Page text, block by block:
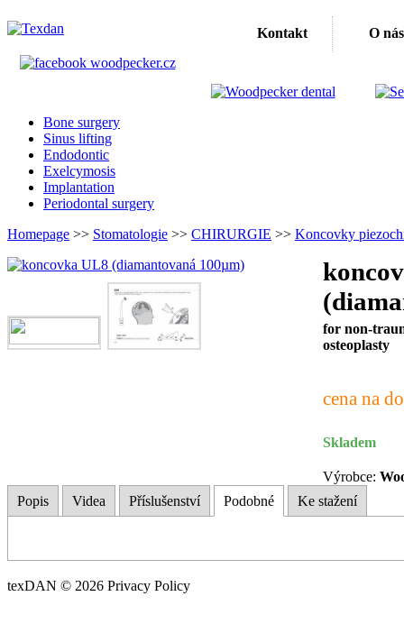
Kontakt O nás
Bone surgery
Sinus lifting
Endodontic
Exelcymosis
Implantation
Periodontal surgery
Homepage >> Stomatologie >> CHIRURGIE >> Koncovky
for non-
osteoplasty
cena na
Skladem
Výrobce:
Popis
Videa Příslušenství Podobné Ke stažení
texDAN © 2026 Privacy Policy